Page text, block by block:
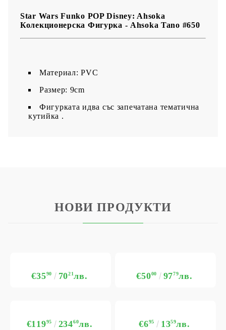
Star Wars Funko POP Disney: Ahsoka
Колекционерска Фигурка - Ahsoka Tano #650
Maтериал: PVC
Размер: 9cm
Фигурката идва със запечатана тематична
кутийка .
НОВИ ПРОДУКТИ
€3590 7021лв. €5000 9779лв.
€11995 23460лв. €695 1359лв.